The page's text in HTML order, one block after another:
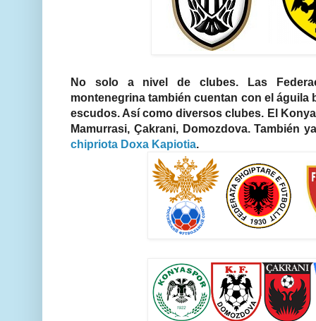
No solo a nivel de clubes. Las
montenegrina también cuentan con el águila
escudos. Así como diversos clubes. El
Mamurrasi, Çakrani, Domozdova. También
chipriota Doxa Kapiotia.